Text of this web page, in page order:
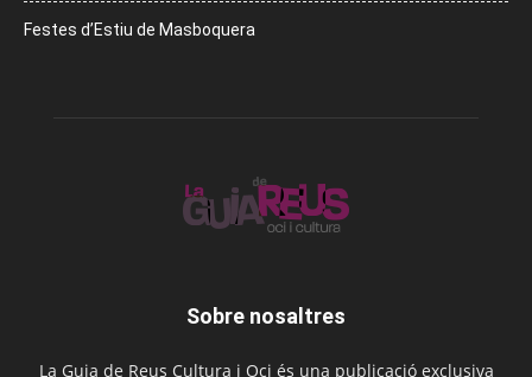
Festes d’Estiu de Masboquera
Sobre nosaltres
La Guia de Reus Cultura i Oci és una publicació exclusiva